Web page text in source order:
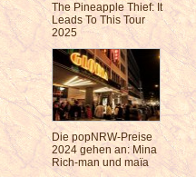
The Pineapple Thief: It
Leads To This Tour
2025
Die popNRW-Preise
2024 gehen an: Mina
Rich-man und maïa